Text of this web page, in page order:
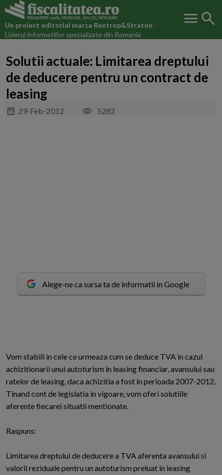
Un proiect editorial marca Rentrop&Straton -
Liderul informatiilor specializate din Romania
menu search
Solutii actuale: Limitarea dreptului
de deducere pentru un contract de
leasing
29-Feb-2012 5282
Alege-ne ca sursa ta de informatii in Google
Vom stabili in cele ce urmeaza cum se deduce TVA in cazul
achizitionarii unui autoturism in leasing financiar, avansului sau
ratelor de leasing, daca achizitia a fost in perioada 2007-2012.
Tinand cont de legislatia in vigoare, vom oferi solutiile
aferente fiecarei situatii mentionate.
Raspuns:
Limitarea dreptului de deducere a TVA aferenta avansului si
valorii reziduale pentru un autoturism preluat in leasing